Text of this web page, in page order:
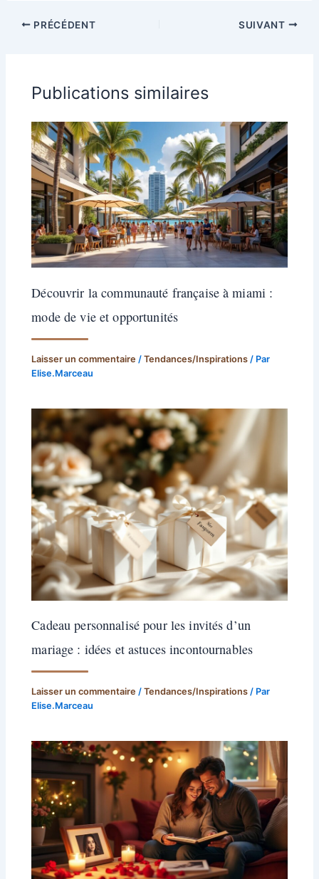
PRÉCÉDENT SUIVANT
Publications similaires
Découvrir la communauté française à miami :
mode de vie et opportunités
Laisser un commentaire /Tendances/Inspirations / Par
Elise.Marceau
Cadeau personnalisé pour les invités d’un
mariage : idées et astuces incontournables
Laisser un commentaire /Tendances/Inspirations / Par
Elise.Marceau